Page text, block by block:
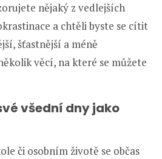
nějaký z vedlejších
a chtěli byste se cítit
šťastnější a méně
věcí, na které se můžete
všední dny jako
či osobním životě se občas